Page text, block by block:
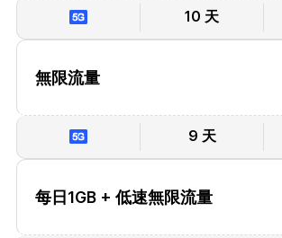
10 天
無限流量
9 天
每日1GB + 低速無限流量